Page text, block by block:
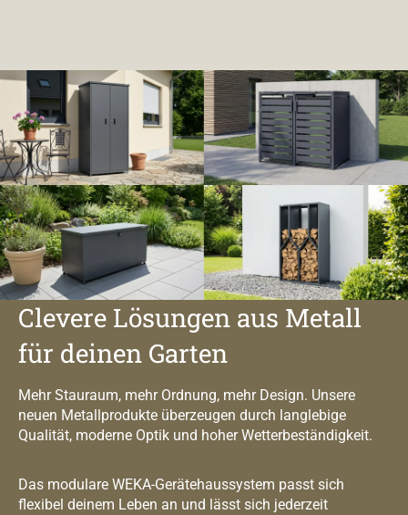
Clevere Lösungen aus Metall
für deinen Garten
Mehr Stauraum, mehr Ordnung, mehr Design. Unsere
neuen Metallprodukte überzeugen durch langlebige
Qualität, moderne Optik und hoher Wetterbeständigkeit.
Das modulare WEKA-Gerätehaussystem passt sich
flexibel deinem Leben an und lässt sich jederzeit